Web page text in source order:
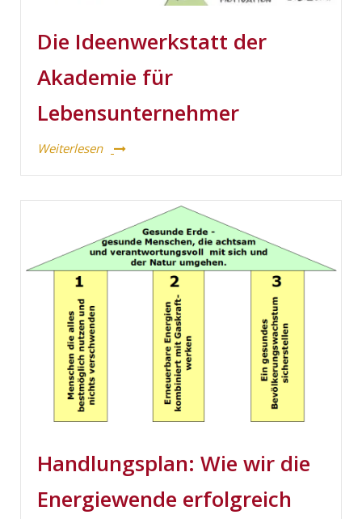
Die Ideenwerkstatt der
Akademie für
Lebensunternehmer
Weiterlesen
Handlungsplan: Wie wir die
Energiewende erfolgreich